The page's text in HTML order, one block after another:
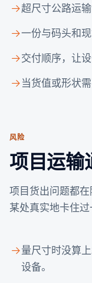
超尺寸公路运
一份与码头和
交付顺序，让
当货值或形状
风险
项目运输
项目货出问题都
某处真实地卡住过
量尺寸时没算
设备。